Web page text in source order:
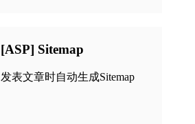
[ASP] Sitemap
发表文章时自动生成Sitemap